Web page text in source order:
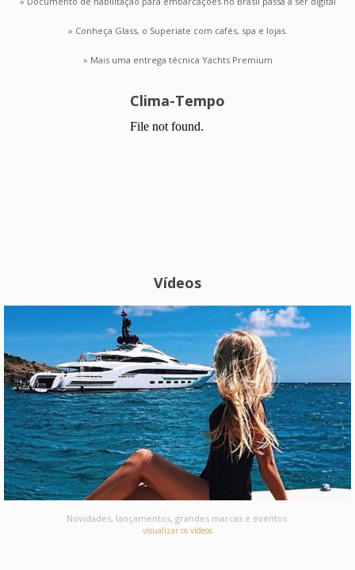
» Conheça Glass, o Superiate com cafés, spa e lojas.
» Mais uma entrega técnica Yachts Premium
Clima-Tempo
Vídeos
Novidades, lançamentos, grandes marcas e eventos.
visualizar os vídeos